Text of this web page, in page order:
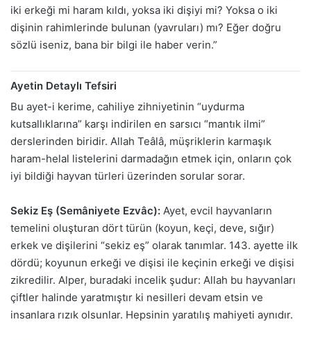
iki erkeği mi haram kıldı, yoksa iki dişiyi mi? Yoksa o iki
dişinin rahimlerinde bulunan (yavruları) mı? Eğer doğru
sözlü iseniz, bana bir bilgi ile haber verin.”
Ayetin Detaylı Tefsiri
Bu ayet-i kerime, cahiliye zihniyetinin “uydurma
kutsallıklarına” karşı indirilen en sarsıcı “mantık ilmi”
derslerinden biridir. Allah Teâlâ, müşriklerin karmaşık
haram-helal listelerini darmadağın etmek için, onların çok
iyi bildiği hayvan türleri üzerinden sorular sorar.
Sekiz Eş (Semâniyete Ezvâc): Ayet, evcil hayvanların
temelini oluşturan dört türün (koyun, keçi, deve, sığır)
erkek ve dişilerini “sekiz eş” olarak tanımlar. 143. ayette ilk
dördü; koyunun erkeği ve dişisi ile keçinin erkeği ve dişisi
zikredilir. Alper, buradaki incelik şudur: Allah bu hayvanları
çiftler halinde yaratmıştır ki nesilleri devam etsin ve
insanlara rızık olsunlar. Hepsinin yaratılış mahiyeti aynıdır.